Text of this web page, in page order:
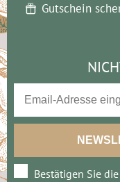
Gutschein
Bestätigen Sie die